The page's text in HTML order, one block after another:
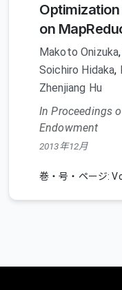
on
Makoto Onizuka,
Soichiro Hidaka,
Zhenjiang Hu
In Proceedings
Endowment
2013年12月
巻・号・ページ: